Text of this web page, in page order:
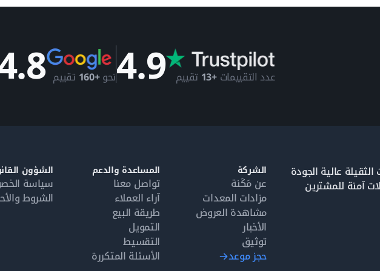
عدد التقييمات+13 تقييم 4.9نحو+160 تقييم
عالية الجودة
آمنة للمشترين
الشركة
عن مَكَنة
مزادات المعدات
مشاهدة العروض
الأخبار
توثيق
حجز موعد
المساعدة والدعم
تواصل معنا
آراء العملاء
طريقة البيع
التمويل
التقسيط
الأسئلة المتكررة
الشؤون
سياسة
الشروط